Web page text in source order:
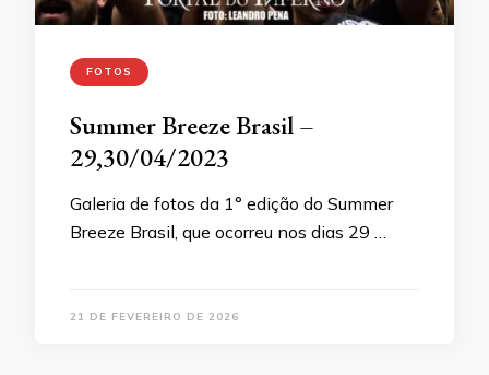
FOTOS
Summer Breeze Brasil –
29,30/04/2023
Galeria de fotos da 1° edição do Summer
Breeze Brasil, que ocorreu nos dias 29 …
21 DE FEVEREIRO DE 2026